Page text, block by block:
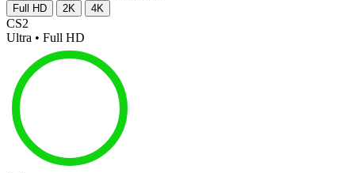
Full HD 2K 4K
CS2
Ultra • Full HD